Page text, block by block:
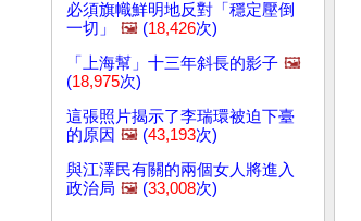
必須旗幟鮮明地反對「穩定壓倒
一切」
🖼️ (18,426次)
「上海幫」十三年斜長的影子 🖼️
(18,975次)
這張照片揭示了李瑞環被迫下臺
的原因 🖼️ (43,193次)
與江澤民有關的兩個女人將進入
政治局 🖼️ (33,008次)